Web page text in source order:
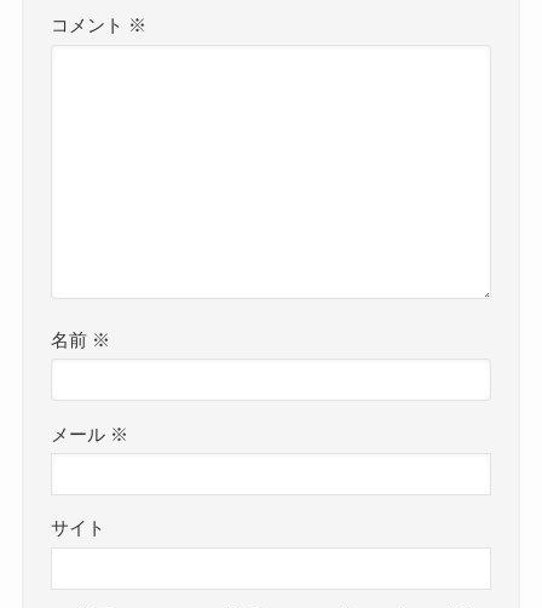
コメント ※
名前 ※
メール ※
サイト